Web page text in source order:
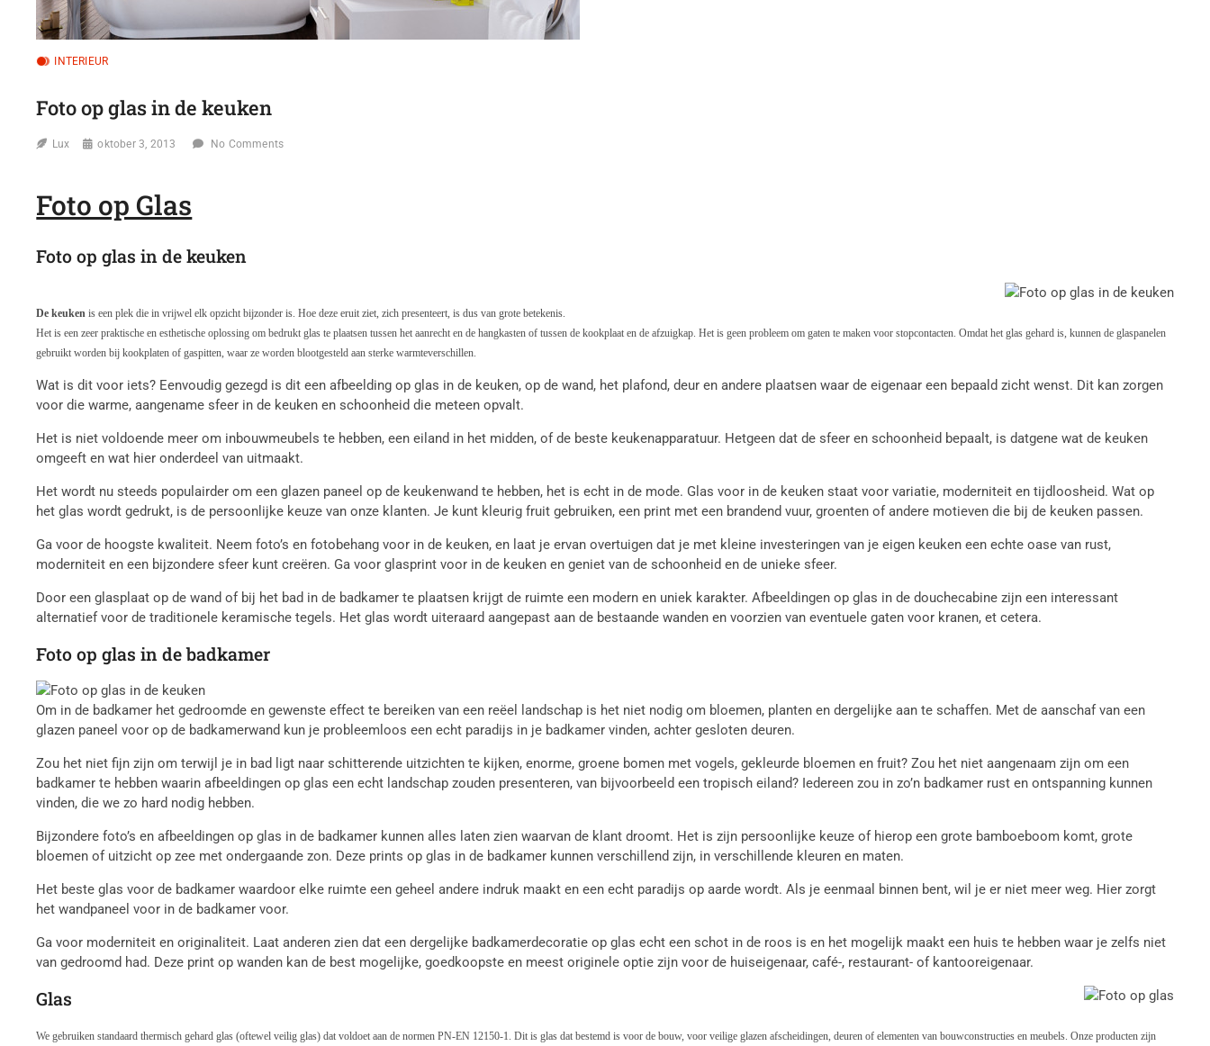
INTERIEUR
Foto op glas in de keuken
Lux oktober 3, 2013 No Comments
Foto op Glas
Foto op glas in de keuken
De keuken is een plek die in vrijwel elk opzicht bijzonder is. Hoe deze eruit ziet, zich presenteert, is dus van grote betekenis.
Het is een zeer praktische en esthetische oplossing om bedrukt glas te plaatsen tussen het aanrecht en de hangkasten of tussen de kookplaat en de afzuigkap. Het is geen probleem om gaten te maken voor stopcontacten. Omdat het glas gehard is, kunnen de glaspanelen
gebruikt worden bij kookplaten of gaspitten, waar ze worden blootgesteld aan sterke warmteverschillen.
Wat is dit voor iets? Eenvoudig gezegd is dit een afbeelding op glas in de keuken, op de wand, het plafond, deur en andere plaatsen waar de eigenaar een bepaald zicht wenst. Dit kan zorgen
voor die warme, aangename sfeer in de keuken en schoonheid die meteen opvalt.
Het is niet voldoende meer om inbouwmeubels te hebben, een eiland in het midden, of de beste keukenapparatuur. Hetgeen dat de sfeer en schoonheid bepaalt, is datgene wat de keuken
omgeeft en wat hier onderdeel van uitmaakt.
Het wordt nu steeds populairder om een glazen paneel op de keukenwand te hebben, het is echt in de mode. Glas voor in de keuken staat voor variatie, moderniteit en tijdloosheid. Wat op
het glas wordt gedrukt, is de persoonlijke keuze van onze klanten. Je kunt kleurig fruit gebruiken, een print met een brandend vuur, groenten of andere motieven die bij de keuken passen.
Ga voor de hoogste kwaliteit. Neem foto’s en fotobehang voor in de keuken, en laat je ervan overtuigen dat je met kleine investeringen van je eigen keuken een echte oase van rust,
moderniteit en een bijzondere sfeer kunt creëren. Ga voor glasprint voor in de keuken en geniet van de schoonheid en de unieke sfeer.
Door een glasplaat op de wand of bij het bad in de badkamer te plaatsen krijgt de ruimte een modern en uniek karakter. Afbeeldingen op glas in de douchecabine zijn een interessant
alternatief voor de traditionele keramische tegels. Het glas wordt uiteraard aangepast aan de bestaande wanden en voorzien van eventuele gaten voor kranen, et cetera.
Foto op glas in de badkamer
Om in de badkamer het gedroomde en gewenste effect te bereiken van een reëel landschap is het niet nodig om bloemen, planten en dergelijke aan te schaffen. Met de aanschaf van een
glazen paneel voor op de badkamerwand kun je probleemloos een echt paradijs in je badkamer vinden, achter gesloten deuren.
Zou het niet fijn zijn om terwijl je in bad ligt naar schitterende uitzichten te kijken, enorme, groene bomen met vogels, gekleurde bloemen en fruit? Zou het niet aangenaam zijn om een
badkamer te hebben waarin afbeeldingen op glas een echt landschap zouden presenteren, van bijvoorbeeld een tropisch eiland? Iedereen zou in zo’n badkamer rust en ontspanning kunnen
vinden, die we zo hard nodig hebben.
Bijzondere foto’s en afbeeldingen op glas in de badkamer kunnen alles laten zien waarvan de klant droomt. Het is zijn persoonlijke keuze of hierop een grote bamboeboom komt, grote
bloemen of uitzicht op zee met ondergaande zon. Deze prints op glas in de badkamer kunnen verschillend zijn, in verschillende kleuren en maten.
Het beste glas voor de badkamer waardoor elke ruimte een geheel andere indruk maakt en een echt paradijs op aarde wordt. Als je eenmaal binnen bent, wil je er niet meer weg. Hier zorgt
het wandpaneel voor in de badkamer voor.
Ga voor moderniteit en originaliteit. Laat anderen zien dat een dergelijke badkamerdecoratie op glas echt een schot in de roos is en het mogelijk maakt een huis te hebben waar je zelfs niet
van gedroomd had. Deze print op wanden kan de best mogelijke, goedkoopste en meest originele optie zijn voor de huiseigenaar, café-, restaurant- of kantooreigenaar.
Glas
We gebruiken standaard thermisch gehard glas (oftewel veilig glas) dat voldoet aan de normen PN-EN 12150-1. Dit is glas dat bestemd is voor de bouw, voor veilige glazen afscheidingen, deuren of elementen van bouwconstructies en meubels. Onze producten zijn